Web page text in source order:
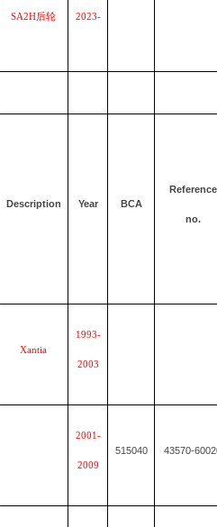
SA2H后轮 2023-
Description Year BCA
Reference
no.
Xantia
1993-
2003
2001-
2009
515040 43570-